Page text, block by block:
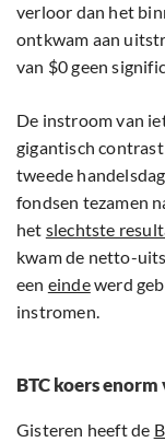
verloor dan het
ontkwam aan
van $0 geen
De instroom van
gigantisch
tweede
fondsen tezamen
het slechtste
kwam de netto-
een eindewerd
instromen.
BTC koers
Gisteren heeft de